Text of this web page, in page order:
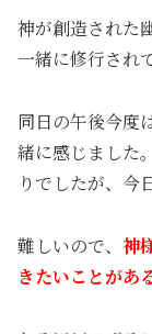
神が創造された
一緒に修行され
同日の午後今度
緒に感じました
りでしたが、今
難しいので、 神
きたいことがあ